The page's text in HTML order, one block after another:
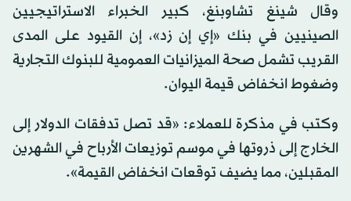
وقال شينغ تشاوبنغ، كبير الخبراء الاستراتيجيين
الصينيين في بنك «إي إن زد»، إن القيود على المدى
القريب تشمل صحة الميزانيات العمومية للبنوك التجارية
وضغوط انخفاض قيمة اليوان.
وكتب في مذكرة للعملاء: «قد تصل تدفقات الدولار إلى
الخارج إلى ذروتها في موسم توزيعات الأرباح في الشهرين
المقبلين، مما يضيف توقعات انخفاض القيمة».